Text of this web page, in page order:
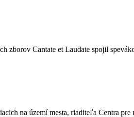
zborov Cantate et Laudate spojil
na území mesta, riaditeľa Centra pre